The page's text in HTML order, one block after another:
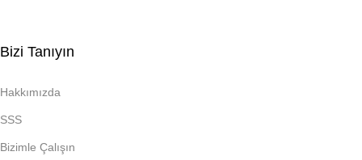
Bizi Tanıyın
Hakkımızda
SSS
Bizimle Çalışın